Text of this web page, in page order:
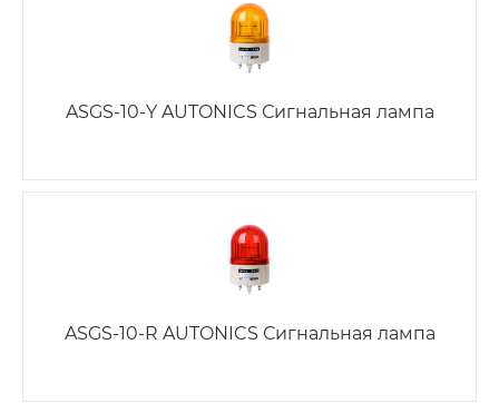
ASGS-10-Y AUTONICS Сигнальная лампа
ASGS-10-R AUTONICS Сигнальная лампа